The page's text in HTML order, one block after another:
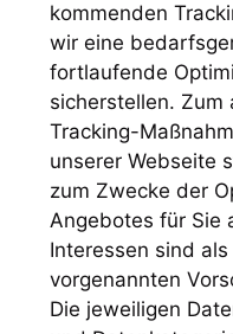
kommenden
wir eine
fortlaufende
sicherstellen. Zum
Tracking-
unserer Webseite
zum Zwecke der
Angebotes für Sie
Interessen sind
vorgenannten
Die jeweiligen